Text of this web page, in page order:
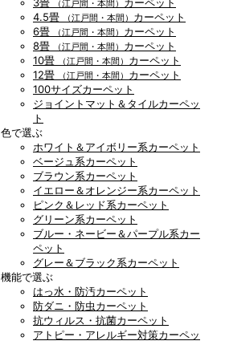
（江戸間・本間）
4.5畳
（江戸間・本間） カーペット
6畳
（江戸間・本間） カーペット
8畳
（江戸間・本間） カーペット
10畳
（江戸間・本間） カーペット
12畳
（江戸間・本間） カーペット
100サイズカーペット
ジョイントマット＆タイルカーペッ
ト
色で選ぶ
ホワイト＆アイボリー系カーペット
ベージュ系カーペット
ブラウン系カーペット
イエロー＆オレンジー系カーペット
ピンク＆レッド系カーペット
グリーン系カーペット
ブルー・ネービー＆パープル系カー
ペット
グレー＆ブラック系カーペット
機能で選ぶ
はっ水・防汚カーペット
防ダニ・防虫カーペット
抗ウィルス・抗菌カーペット
アトピー・アレルギー対策カーペッ